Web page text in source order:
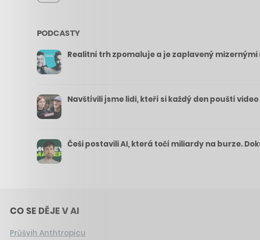
PODCASTY
Realitní trh zpomaluje a je zaplavený
Navštívili jsme lidi, kteří si každý den pouští
Češi postavili AI, která točí miliardy na burze.
CO SE DĚJE V AI
Průšvih Anthtropicu